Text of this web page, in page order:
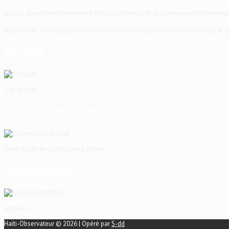
Haïti-Observateur © 2026 | Opéré parS-dd